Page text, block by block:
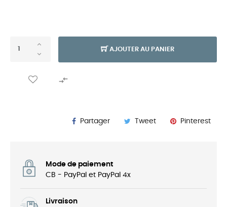
AJOUTER AU PANIER

Partager Tweet Pinterest
Mode de paiement
CB - PayPal et PayPal 4x
Livraison